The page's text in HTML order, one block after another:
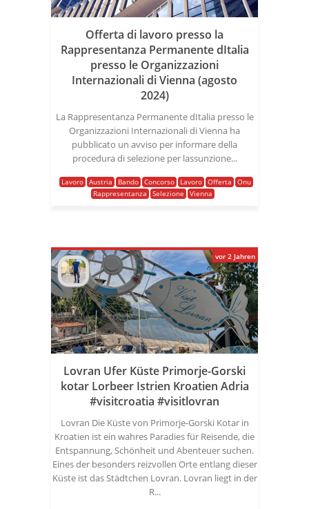
Offerta di lavoro presso la
Rappresentanza Permanente dItalia
presso le Organizzazioni
Internazionali di Vienna (agosto
2024)
La Rappresentanza Permanente dItalia presso le
Organizzazioni Internazionali di Vienna ha
pubblicato un avviso per informare della
procedura di selezione per lassunzione...
Lavoro Austria Bando Concorso Lavoro Offerta
Onu
Rappresentanza
Selezione Vienna
Lovran Ufer Küste Primorje-Gorski
kotar Lorbeer Istrien Kroatien Adria
#visitcroatia #visitlovran
Lovran Die Küste von Primorje-Gorski Kotar in
Kroatien ist ein wahres Paradies für Reisende, die
Entspannung, Schönheit und Abenteuer suchen.
Eines der besonders reizvollen Orte entlang dieser
Küste ist das Städtchen Lovran. Lovran liegt in der
R...
vor 2 Jahren